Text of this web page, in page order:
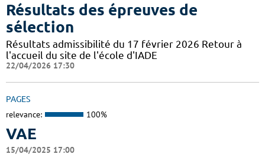
Résultats des épreuves de
sélection
Résultats admissibilité du 17 février 2026 Retour à
l'accueil du site de l'école d'IADE
22/04/2026 17:30
PAGES
relevance: 100%
VAE
15/04/2025 17:00